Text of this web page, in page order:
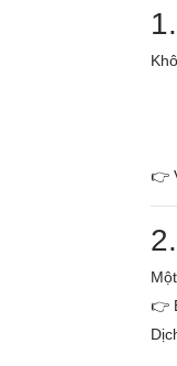
👉
👉